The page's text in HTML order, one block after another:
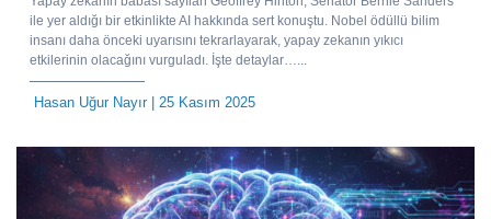
ile yer aldığı bir etkinlikte AI hakkında sert konuştu. Nobel ödüllü bilim
insanı daha önceki uyarısını tekrarlayarak, yapay zekanın yıkıcı
etkilerinin olacağını vurguladı. İşte detaylar…...
Hasan Uğur Nayır| 25 Kasım 2025